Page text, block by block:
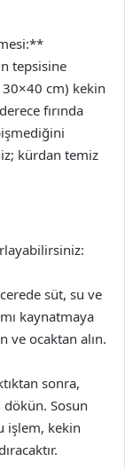
tepsisine
cm) kekin
fırında
kürdan temiz
süt, su ve
kaynatmaya
ve ocaktan alın.
sonra,
dökün. Sosun
işlem, kekin